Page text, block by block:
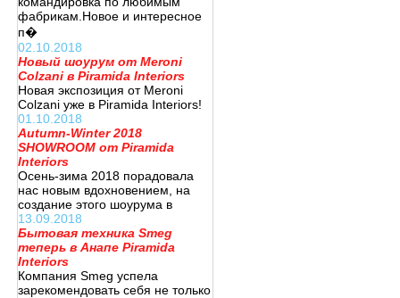
фабрикам.Новое и интересное
п�
02.10.2018
Новый шоурум от Meroni
Colzani в Piramida Interiors
Новая экспозиция от Meroni
Colzani уже в Piramida Interiors!
01.10.2018
Autumn-Winter 2018
SHOWROOM от Piramida
Interiors
Осень-зима 2018 порадовала
нас новым вдохновением, на
создание этого шоурума в
13.09.2018
Бытовая техника Smeg
теперь в Анапе Piramida
Interiors
Компания Smeg успела
зарекомендовать себя не только